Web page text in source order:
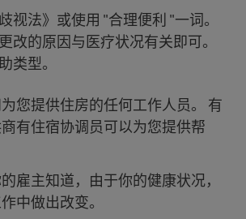
视法》或使用 "合理便利 "一词。
改的原因与医疗状况有关即可。
类型。
您提供住房的任何工作人员。 有
有住宿协调员可以为您提供帮
雇主知道，由于你的健康状况，
中做出改变。